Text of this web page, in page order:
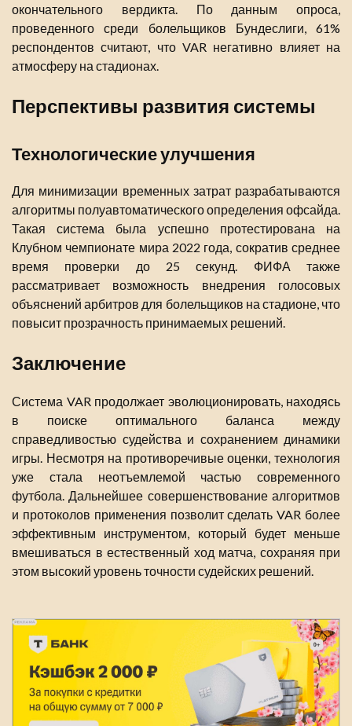
окончательного вердикта. По данным опроса,
проведенного среди болельщиков Бундеслиги, 61%
респондентов считают, что VAR негативно влияет на
атмосферу на стадионах.
Перспективы развития системы
Технологические улучшения
Для минимизации временных затрат разрабатываются
алгоритмы полуавтоматического определения офсайда.
Такая система была успешно протестирована на
Клубном чемпионате мира 2022 года, сократив среднее
время проверки до 25 секунд. ФИФА также
рассматривает возможность внедрения голосовых
объяснений арбитров для болельщиков на стадионе, что
повысит прозрачность принимаемых решений.
Заключение
Система VAR продолжает эволюционировать, находясь
в поиске оптимального баланса между
справедливостью судейства и сохранением динамики
игры. Несмотря на противоречивые оценки, технология
уже стала неотъемлемой частью современного
футбола. Дальнейшее совершенствование алгоритмов
и протоколов применения позволит сделать VAR более
эффективным инструментом, который будет меньше
вмешиваться в естественный ход матча, сохраняя при
этом высокий уровень точности судейских решений.